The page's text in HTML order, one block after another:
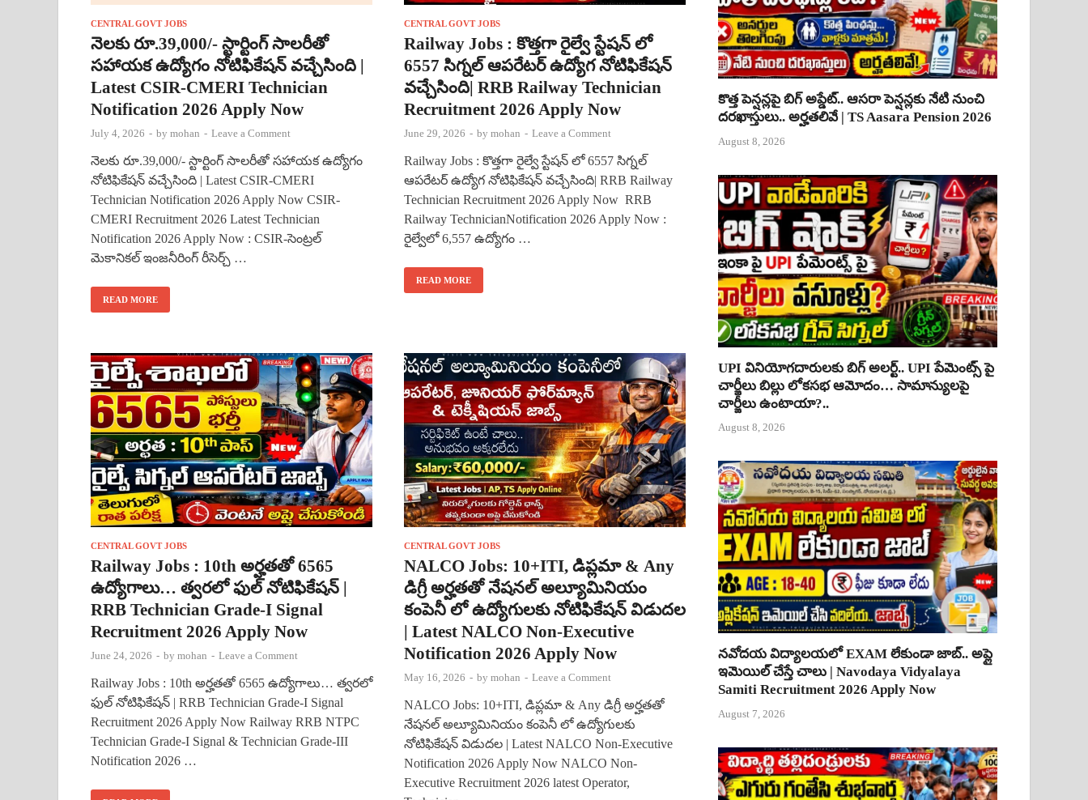
CENTRAL GOVT JOBS
నెలకు రూ.39,000/- స్టార్టింగ్ సాలరీతో
సహాయక ఉద్యోగం నోటిఫికేషన్ వచ్చేసింది |
Latest CSIR-CMERI Technician
Notification 2026 Apply Now
July 4, 2026 - by mohan - Leave a Comment
నెలకు రూ.39,000/- స్టార్టింగ్ సాలరీతో సహాయక ఉద్యోగం
నోటిఫికేషన్ వచ్చేసింది | Latest CSIR-CMERI
Technician Notification 2026 Apply Now CSIR-
CMERI Recruitment 2026 Latest Technician
Notification 2026 Apply Now : CSIR-సెంట్రల్
మెకానికల్ ఇంజనీరింగ్ రీసెర్చ్ …
READ MORE
CENTRAL GOVT JOBS
Railway Jobs : కొత్తగా రైల్వే స్టేషన్ లో
6557 సిగ్నల్ ఆపరేటర్ ఉద్యోగ నోటిఫికేషన్
వచ్చేసింది| RRB Railway Technician
Recruitment 2026 Apply Now
June 29, 2026 - by mohan - Leave a Comment
Railway Jobs : కొత్తగా రైల్వే స్టేషన్ లో 6557 సిగ్నల్
ఆపరేటర్ ఉద్యోగ నోటిఫికేషన్ వచ్చేసింది| RRB Railway
Technician Recruitment 2026 Apply Now RRB
Railway TechnicianNotification 2026 Apply Now :
రైల్వేలో 6,557 ఉద్యోగం …
READ MORE
CENTRAL GOVT JOBS
Railway Jobs : 10th అర్హతతో 6565
ఉద్యోగాలు… త్వరలో ఫుల్ నోటిఫికేషన్ |
RRB Technician Grade-I Signal
Recruitment 2026 Apply Now
June 24, 2026 - by mohan - Leave a Comment
Railway Jobs : 10th అర్హతతో 6565 ఉద్యోగాలు… త్వరలో
ఫుల్ నోటిఫికేషన్ | RRB Technician Grade-I Signal
Recruitment 2026 Apply Now Railway RRB NTPC
Technician Grade-I Signal & Technician Grade-III
Notification 2026 …
CENTRAL GOVT JOBS
NALCO Jobs: 10+ITI, డిప్లమా & Any
డిగ్రీ అర్హతతో నేషనల్ అల్యూమినియం
కంపెనీ లో ఉద్యోగులకు నోటిఫికేషన్ విడుదల
| Latest NALCO Non-Executive
Notification 2026 Apply Now
May 16, 2026 - by mohan - Leave a Comment
NALCO Jobs: 10+ITI, డిప్లమా & Any డిగ్రీ అర్హతతో
నేషనల్ అల్యూమినియం కంపెనీ లో ఉద్యోగులకు
నోటిఫికేషన్ విడుదల | Latest NALCO Non-Executive
Notification 2026 Apply Now NALCO Non-
Executive Recruitment 2026 latest Operator,
కొత్త పెన్షన్లపై బిగ్ అప్డేట్.. ఆసరా పెన్షన్లకు నేటి నుంచి
దరఖాస్తులు.. అర్హతలివే | TS Aasara Pension 2026
August 8, 2026
UPI వినియోగదారులకు బిగ్ అలర్ట్.. UPI పేమెంట్స్ పై
చార్జీలు బిల్లు లోకసభ ఆమోదం… సామాన్యులపై
చార్జీలు ఉంటాయా?..
August 8, 2026
నవోదయ విద్యాలయలో EXAM లేకుండా జాబ్.. అప్లై
ఇమెయిల్ చేస్తే చాలు | Navodaya Vidyalaya
Samiti Recruitment 2026 Apply Now
August 7, 2026